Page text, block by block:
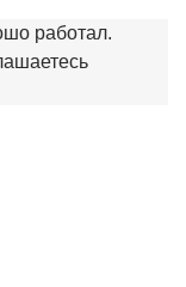
работал.